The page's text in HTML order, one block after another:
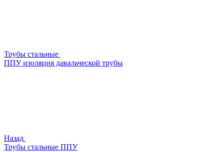
Трубы стальные
ППУ изоляция давальческой трубы
Назад
Трубы стальные ППУ